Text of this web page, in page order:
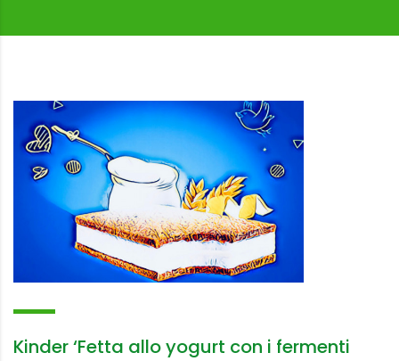
Kinder ‘Fetta allo yogurt con i fermenti